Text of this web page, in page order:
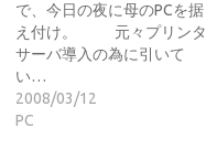
で、今日の夜に母のPCを据
え付け。 元々プリンタ
サーバ導入の為に引いて
い…
2008/03/12
PC